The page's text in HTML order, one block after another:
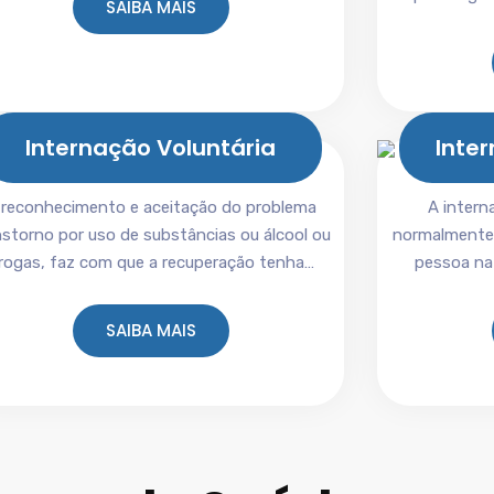
SAIBA MAIS
Internação Voluntária
reconhecimento e aceitação do problema
por uso de substâncias ou álcool ou
faz com que a recuperação tenha…
SAIBA MAIS
A
pessoa